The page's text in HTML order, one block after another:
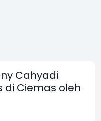
Cahyadi
di Ciemas oleh